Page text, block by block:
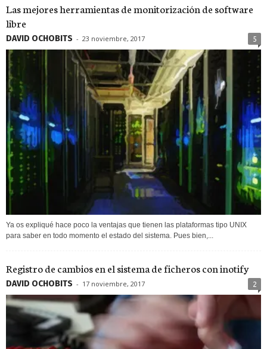
Las mejores herramientas de monitorización de software
libre
DAVID OCHOBITS - 23 noviembre, 2017 5
Ya os expliqué hace poco la ventajas que tienen las plataformas tipo UNIX
para saber en todo momento el estado del sistema. Pues bien,...
Registro de cambios en el sistema de ficheros con inotify
DAVID OCHOBITS - 17 noviembre, 2017 2